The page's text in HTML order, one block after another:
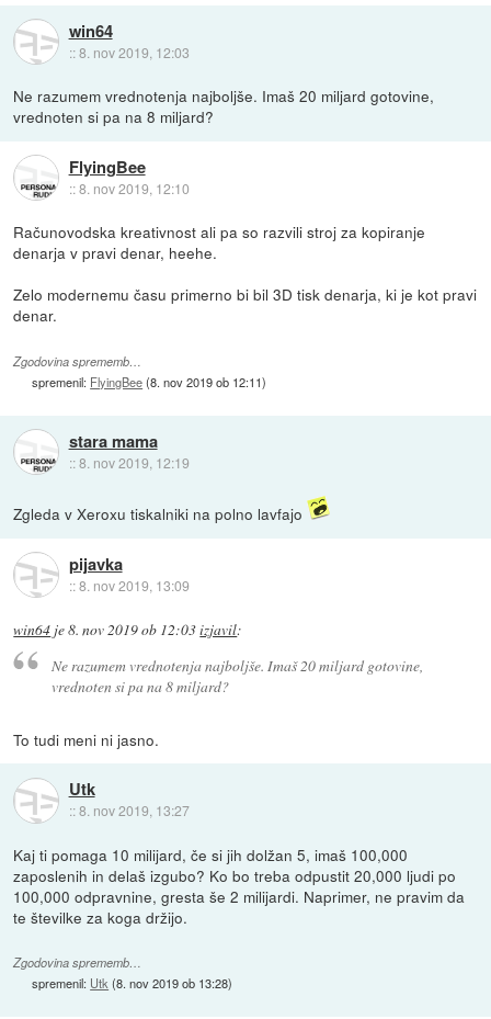
win64
::8. nov 2019, 12:03
Ne razumem vrednotenja najboljše. Imaš 20 miljard gotovine,
vrednoten si pa na 8 miljard?
FlyingBee
::8. nov 2019, 12:10
Računovodska kreativnost ali pa so razvili stroj za kopiranje
denarja v pravi denar, heehe.
Zelo modernemu času primerno bi bil 3D tisk denarja, ki je kot pravi
denar.
Zgodovina sprememb…
spremenil: FlyingBee(8. nov 2019 ob 12:11)
stara mama
::8. nov 2019, 12:19
Zgleda v Xeroxu tiskalniki na polno lavfajo
pijavka
::8. nov 2019, 13:09
win64 je8. nov 2019 ob 12:03izjavil:
Ne razumem vrednotenja najboljše. Imaš 20 miljard gotovine,
vrednoten si pa na 8 miljard?
To tudi meni ni jasno.
Utk
::8. nov 2019, 13:27
Kaj ti pomaga 10 milijard, če si jih dolžan 5, imaš 100,000
zaposlenih in delaš izgubo? Ko bo treba odpustit 20,000 ljudi po
100,000 odpravnine, gresta še 2 milijardi. Naprimer, ne pravim da
te številke za koga držijo.
Zgodovina sprememb…
spremenil: Utk(8. nov 2019 ob 13:28)